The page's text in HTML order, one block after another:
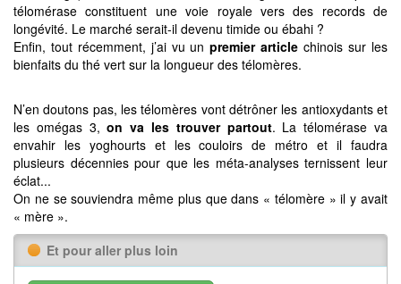
télomérase constituent une voie royale vers des records de
longévité. Le marché serait-il devenu timide ou ébahi ?
Enfin, tout récemment, j’ai vu unpremier article chinois sur les
bienfaits du thé vert sur la longueur des télomères.
N’en doutons pas, les télomères vont détrôner les antioxydants et
les omégas 3,on va les trouver partout. La télomérase va
envahir les yoghourts et les couloirs de métro et il faudra
plusieurs décennies pour que les méta-analyses ternissent leur
éclat...
On ne se souviendra même plus que dans « télomère » il y avait
« mère ».
Et pour aller plus loin